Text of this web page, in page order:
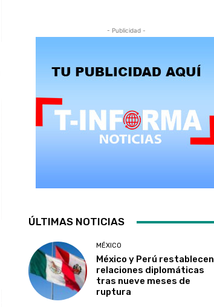
- Publicidad -
ÚLTIMAS NOTICIAS
MÉXICO
México y Perú restablecen
relaciones diplomáticas
tras nueve meses de
ruptura